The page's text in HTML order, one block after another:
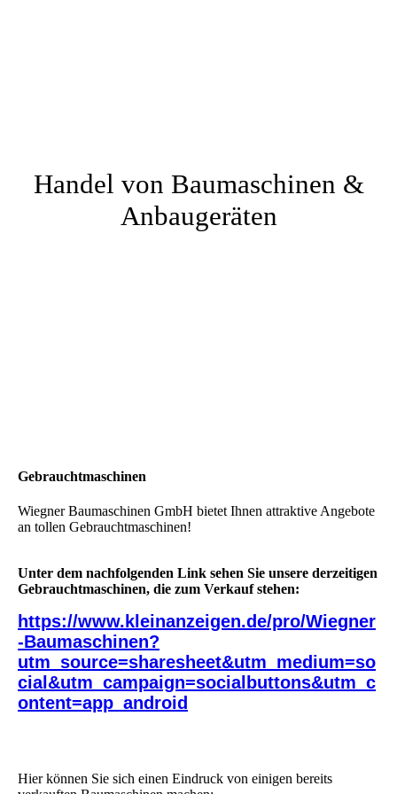
Handel von Baumaschinen &
Anbaugeräten
Gebrauchtmaschinen
Wiegner Baumaschinen GmbH bietet Ihnen attraktive Angebote
an tollen Gebrauchtmaschinen!
Unter dem nachfolgenden Link sehen Sie unsere derzeitigen
Gebrauchtmaschinen, die zum Verkauf stehen:
https://www.kleinanzeigen.de/pro/Wiegner
-Baumaschinen?
utm_source=sharesheet&utm_medium=so
cial&utm_campaign=socialbuttons&utm_c
ontent=app_android
Hier können Sie sich einen Eindruck von einigen bereits